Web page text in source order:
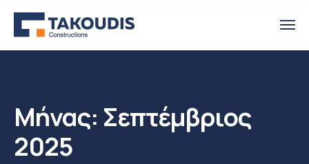
Μήνας: Σεπτέμβριος
2025